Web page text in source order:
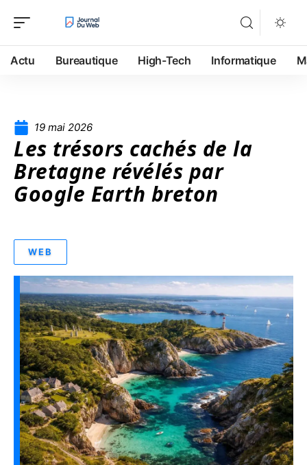
Actu Bureautique High-Tech Informatique
19 mai 2026
Les trésors cachés de la
Bretagne révélés par
Google Earth breton
WEB